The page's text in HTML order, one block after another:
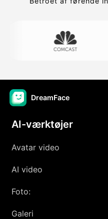
DreamFace
AI-værktøjer
Avatar video
AI video
Foto:
Galeri